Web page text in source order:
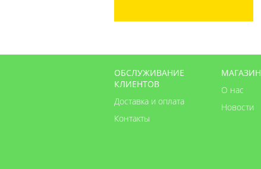
ОБСЛУЖИВАНИЕ
КЛИЕНТОВ
Доставка и оплата
Контакты
МАГАЗИН
О нас
Новости